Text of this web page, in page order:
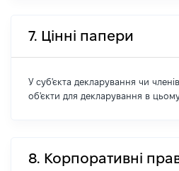
7. Цінні папери
У суб'єкта декларування чи членів
об'єкти для декларування в цьому
8. Корпоративні